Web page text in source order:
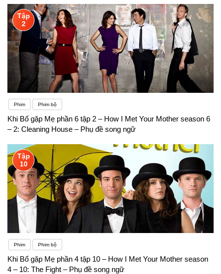
Tập
2
Phim Phim bộ
Khi Bố gặp Mẹ phần 6 tập 2 – How I Met Your Mother season 6
– 2: Cleaning House – Phụ đề song ngữ
Tập
10
Phim Phim bộ
Khi Bố gặp Mẹ phần 4 tập 10 – How I Met Your Mother season
4 – 10: The Fight – Phụ đề song ngữ